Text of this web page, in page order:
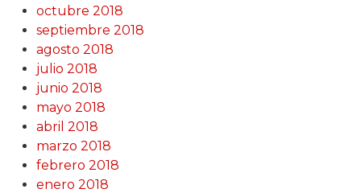
octubre 2018
septiembre 2018
agosto 2018
julio 2018
junio 2018
mayo 2018
abril 2018
marzo 2018
febrero 2018
enero 2018